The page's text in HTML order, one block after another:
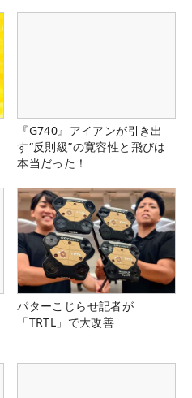
『G740』アイアンが引き出
す“反則級”の寛容性と飛びは
本当だった！
パターこじらせ記者が
「TRTL」で大改善